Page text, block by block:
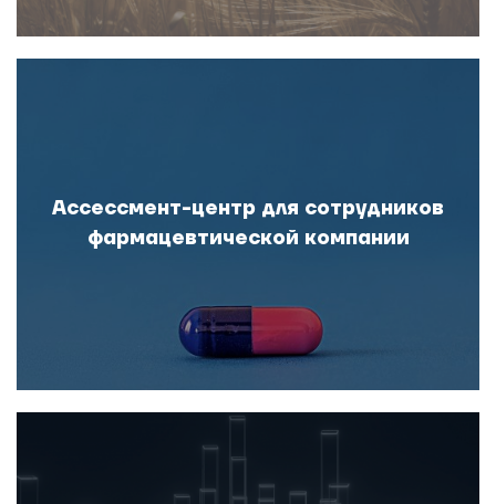
Ассессмент-центр для сотрудников
фармацевтической компании